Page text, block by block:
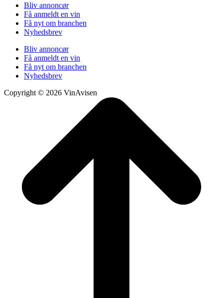
Bliv annoncør
Få anmeldt en vin
Få nyt om branchen
Nyhedsbrev
Bliv annoncør
Få anmeldt en vin
Få nyt om branchen
Nyhedsbrev
Copyright © 2026 VinAvisen